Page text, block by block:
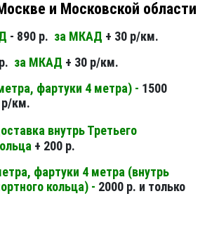
и Московской области
- 890 р. за МКАД + 30 р/км.
за МКАД + 30 р/км.
фартуки 4 метра) - 1500
р/км.
внутрь Третьего
+ 200 р.
фартуки 4 метра (внутрь
кольца) - 2000 р. и только